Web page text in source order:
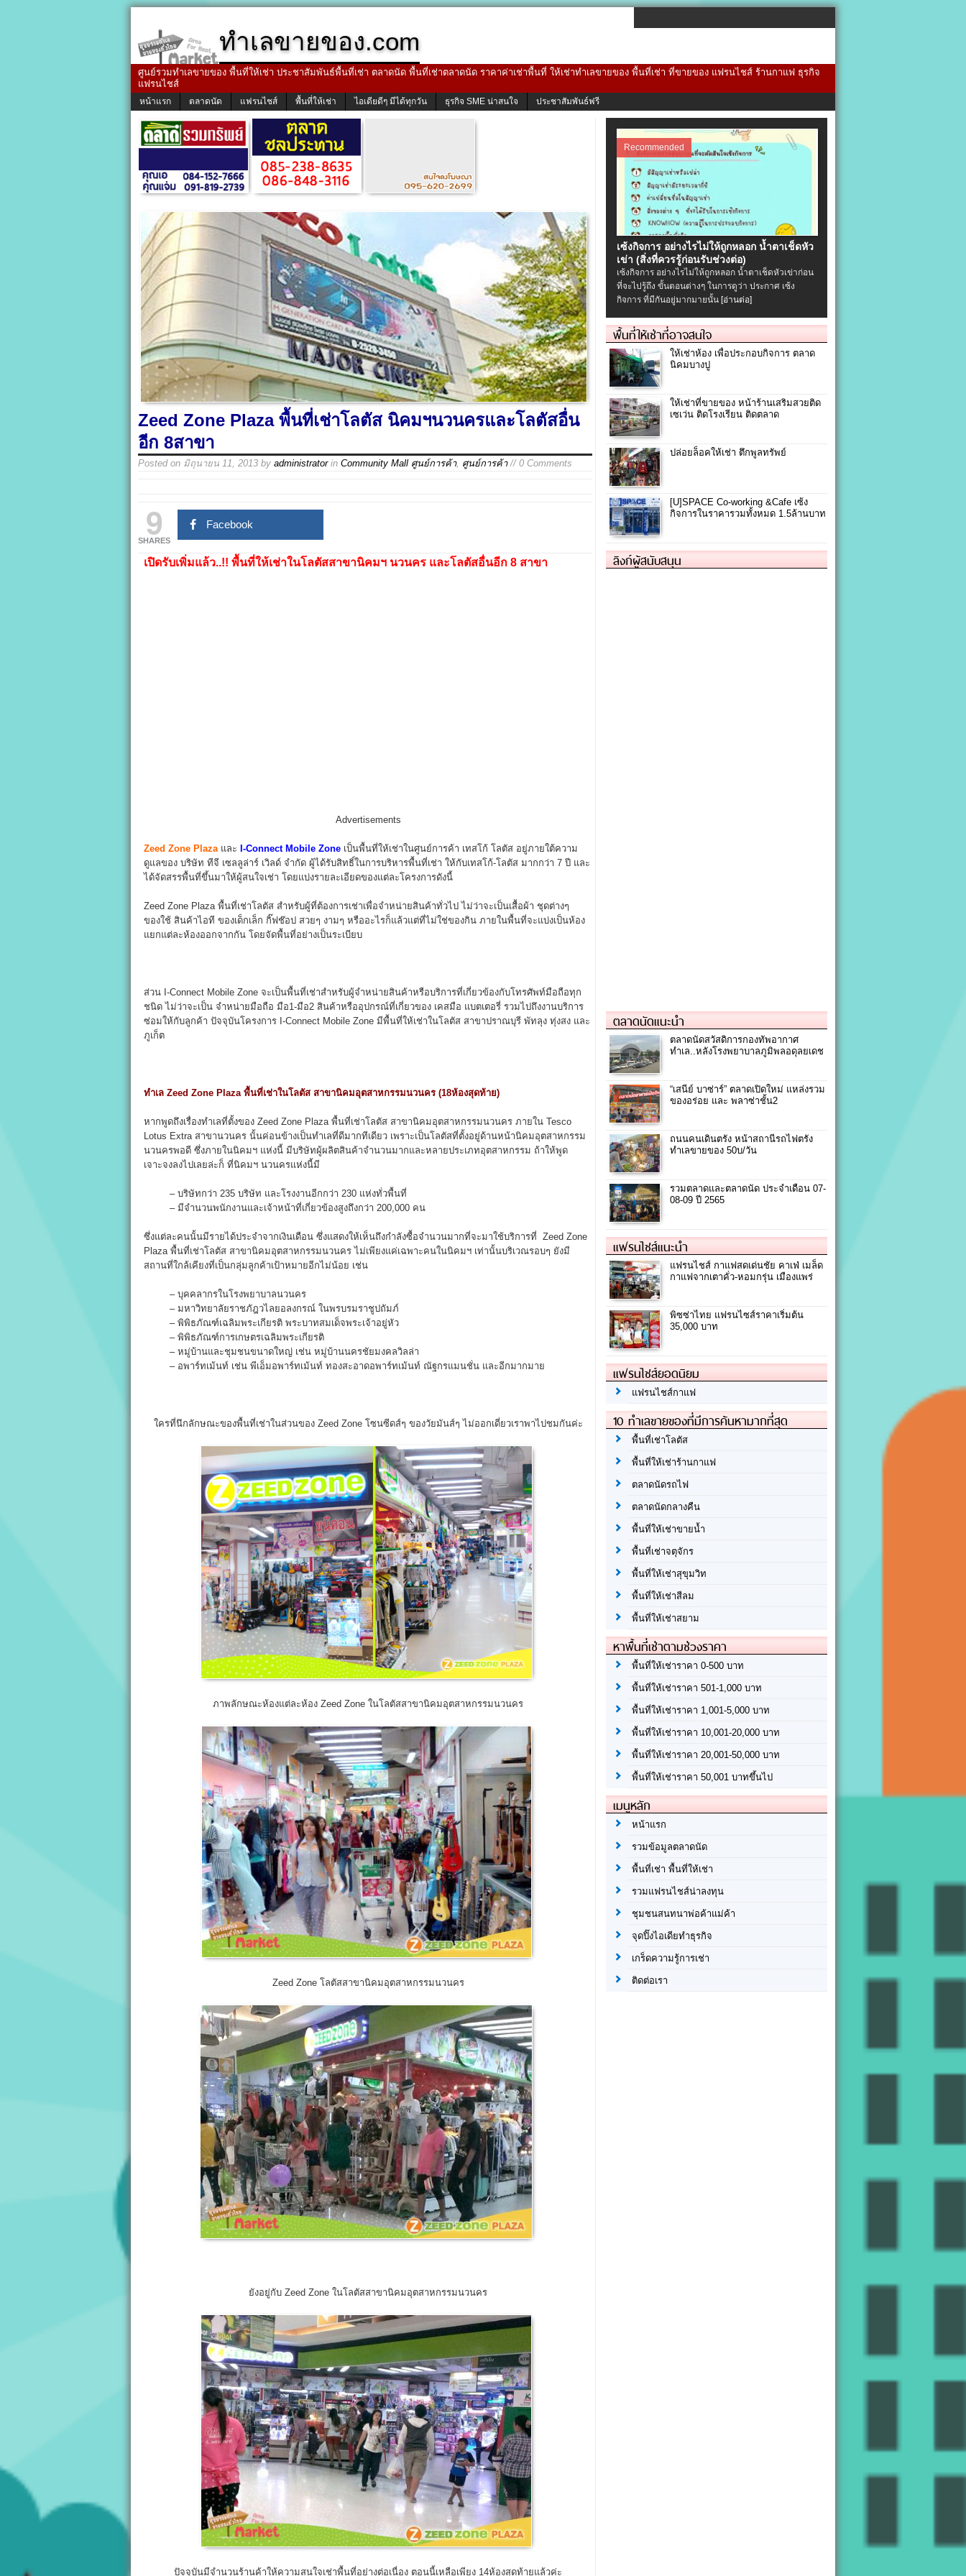
ทำเลขายของ.com
ศูนย์รวมทำเลขายของ พื้นที่ให้เช่า ประชาสัมพันธ์พื้นที่เช่า ตลาดนัด พื้นที่เช่าตลาดนัด ราคาค่าเช่าพื้นที่ ให้เช่าทำเลขายของ พื้นที่เช่า ที่ขายของ แฟรนไชส์ ร้านกาแฟ ธุรกิจ
แฟรนไชส์
หน้าแรก ตลาดนัด แฟรนไชส์ พื้นที่ให้เช่า ไอเดียดีๆ มีได้ทุกวัน ธุรกิจ SME น่าสนใจ ประชาสัมพันธ์ฟรี
Zeed Zone Plaza พื้นที่เช่าโลตัส นิคมฯนวนครและโลตัสอื่น
อีก 8สาขา
Posted on มิถุนายน 11, 2013 by administratorin Community Mall ศูนย์การค้า, ศูนย์การค้า// 0 Comments
9
SHARES
Facebook
เปิดรับเพิ่มแล้ว..!! พื้นที่ให้เช่าในโลตัสสาขานิคมฯ นวนคร และโลตัสอื่นอีก 8 สาขา
Advertisements
Zeed Zone Plaza และ I-Connect Mobile Zone เป็นพื้นที่ให้เช่าในศูนย์การค้า เทสโก้ โลตัส อยู่ภายใต้ความ
ดูแลของ บริษัท ทีจี เซลลูล่าร์ เวิลด์ จำกัด ผู้ได้รับสิทธิ์ในการบริหารพื้นที่เช่า ให้กับเทสโก้-โลตัส มากกว่า 7 ปี และ
ได้จัดสรรพื้นที่ขึ้นมาให้ผู้สนใจเช่า โดยแบ่งรายละเอียดของแต่ละโครงการดังนี้
Zeed Zone Plaza พื้นที่เช่าโลตัส สำหรับผู้ที่ต้องการเช่าเพื่อจำหน่ายสินค้าทั่วไป ไม่ว่าจะเป็นเสื้อผ้า ชุดต่างๆ
ของใช้ สินค้าไอที ของเด็กเล็ก กิ๊ฟช๊อป สวยๆ งามๆ หรืออะไรก็แล้วแต่ที่ไม่ใช่ของกิน ภายในพื้นที่จะแบ่งเป็นห้อง
แยกแต่ละห้องออกจากกัน โดยจัดพื้นที่อย่างเป็นระเบียบ
ส่วน I-Connect Mobile Zone จะเป็นพื้นที่เช่าสำหรับผู้จำหน่ายสินค้าหรือบริการที่เกี่ยวข้องกับโทรศัพท์มือถือทุก
ชนิด ไม่ว่าจะเป็น จำหน่ายมือถือ มือ1-มือ2 สินค้าหรืออุปกรณ์ที่เกี่ยวของ เคสมือ แบตเตอรี่ รวมไปถึงงานบริการ
ซ่อมให้กับลูกค้า ปัจจุบันโครงการ I-Connect Mobile Zone มีพื้นที่ให้เช่าในโลตัส สาขาปราณบุรี พัทลุง ทุ่งสง และ
ภูเก็ต
ทำเล Zeed Zone Plaza พื้นที่เช่าในโลตัส สาขานิคมอุตสาหกรรมนวนคร (18ห้องสุดท้าย)
หากพูดถึงเรื่องทำเลที่ตั้งของ Zeed Zone Plaza พื้นที่เช่าโลตัส สาขานิคมอุตสาหกรรมนวนคร ภายใน Tesco
Lotus Extra สาขานวนคร นั้นค่อนข้างเป็นทำเลที่ดีมากทีเดียว เพราะเป็นโลตัสที่ตั้งอยู่ด้านหน้านิคมอุตสาหกรรม
นวนครพอดี ซึ่งภายในนิคมฯ แห่งนี้ มีบริษัทผู้ผลิตสินค้าจำนวนมากและหลายประเภทอุตสาหกรรม ถ้าให้พูด
เจาะจงลงไปเลยล่ะก็ ที่นิคมฯ นวนครแห่งนี้มี
– บริษัทกว่า 235 บริษัท และโรงงานอีกกว่า 230 แห่งทั่วพื้นที่
– มีจำนวนพนักงานและเจ้าหน้าที่เกี่ยวข้องสูงถึงกว่า 200,000 คน
ซึ่งแต่ละคนนั้นมีรายได้ประจำจากเงินเดือน ซึ่งแสดงให้เห็นถึงกำลังซื้อจำนวนมากที่จะมาใช้บริการที่ Zeed Zone
Plaza พื้นที่เช่าโลตัส สาขานิคมอุตสาหกรรมนวนคร ไม่เพียงแค่เฉพาะคนในนิคมฯ เท่านั้นบริเวณรอบๆ ยังมี
สถานที่ใกล้เคียงที่เป็นกลุ่มลูกค้าเป้าหมายอีกไม่น้อย เช่น
– บุคคลากรในโรงพยาบาลนวนคร
– มหาวิทยาลัยราชภัฎวไลยอลงกรณ์ ในพรบรมราชูปถัมภ์
– พิพิธภัณฑ์เฉลิมพระเกียรติ พระบาทสมเด็จพระเจ้าอยู่หัว
– พิพิธภัณฑ์การเกษตรเฉลิมพระเกียรติ
– หมู่บ้านและชุมชนขนาดใหญ่ เช่น หมู่บ้านนครชัยมงคลวิลล่า
– อพาร์ทเม้นท์ เช่น พีเอ็มอพาร์ทเม้นท์ ทองสะอาดอพาร์ทเม้นท์ ณัฐกรแมนชั่น และอีกมากมาย
ใครที่นึกลักษณะของพื้นที่เช่าในส่วนของ Zeed Zone โซนซีดส์ๆ ของวัยมันส์ๆ ไม่ออกเดี่ยวเราพาไปชมกันค่ะ
ภาพลักษณะห้องแต่ละห้อง Zeed Zone ในโลตัสสาขานิคมอุตสาหกรรมนวนคร
Zeed Zone โลตัสสาขานิคมอุตสาหกรรมนวนคร
ยังอยู่กับ Zeed Zone ในโลตัสสาขานิคมอุตสาหกรรมนวนคร
ปัจจุบันมีจำนวนร้านค้าให้ความสนใจเช่าพื้นที่อย่างต่อเนื่อง ตอนนี้เหลือเพียง 14ห้องสุดท้ายแล้วค่ะ
Recommended
เซ้งกิจการ อย่างไรไม่ให้ถูกหลอก น้ำตาเช็ดหัว
เข่า (สิ่งที่ควรรู้ก่อนรับช่วงต่อ)
เซ้งกิจการ อย่างไรไม่ให้ถูกหลอก น้ำตาเช็ดหัวเข่าก่อน
ที่จะไปรู้ถึง ขั้นตอนต่างๆ ในการดูว่า ประกาศ เซ้ง
กิจการ ที่มีกันอยู่มากมายนั้น [อ่านต่อ]
พื้นที่ให้เช่าที่อาจสนใจ
ให้เช่าห้อง เพื่อประกอบกิจการ ตลาด
นิคมบางปู
ให้เช่าที่ขายของ หน้าร้านเสริมสวยติด
เซเว่น ติดโรงเรียน ติดตลาด
ปล่อยล็อคให้เช่า ตึกพูลทรัพย์
[U]SPACE Co-working &Cafe เซ้ง
กิจการในราคารวมทั้งหมด 1.5ล้านบาท
ลิงก์ผู้สนับสนุน
ตลาดนัดแนะนำ
ตลาดนัดสวัสดิการกองทัพอากาศ
ทำเล..หลังโรงพยาบาลภูมิพลอดุลยเดช
“เสนีย์ บาซ่าร์” ตลาดเปิดใหม่ แหล่งรวม
ของอร่อย และ พลาซ่าชั้น2
ถนนคนเดินตรัง หน้าสถานีรถไฟตรัง
ทำเลขายของ 50บ/วัน
รวมตลาดและตลาดนัด ประจำเดือน 07-
08-09 ปี 2565
แฟรนไชส์แนะนำ
แฟรนไชส์ กาแฟสดเด่นชัย คาเฟ่ เมล็ด
กาแฟจากเตาคั่ว-หอมกรุ่น เมืองแพร่
พิซซ่าไทย แฟรนไซส์ราคาเริ่มต้น
35,000 บาท
แฟรนไชส์ยอดนิยม
แฟรนไชส์กาแฟ
10 ทำเลขายของที่มีการค้นหามากที่สุด
พื้นที่เช่าโลตัส
พื้นที่ให้เช่าร้านกาแฟ
ตลาดนัดรถไฟ
ตลาดนัดกลางคืน
พื้นที่ให้เช่าขายน้ำ
พื้นที่เช่าจตุจักร
พื้นที่ให้เช่าสุขุมวิท
พื้นที่ให้เช่าสีลม
พื้นที่ให้เช่าสยาม
หาพื้นที่เช่าตามช่วงราคา
พื้นที่ให้เช่าราคา 0-500 บาท
พื้นที่ให้เช่าราคา 501-1,000 บาท
พื้นที่ให้เช่าราคา 1,001-5,000 บาท
พื้นที่ให้เช่าราคา 10,001-20,000 บาท
พื้นที่ให้เช่าราคา 20,001-50,000 บาท
พื้นที่ให้เช่าราคา 50,001 บาทขึ้นไป
เมนูหลัก
หน้าแรก
รวมข้อมูลตลาดนัด
พื้นที่เช่า พื้นที่ให้เช่า
รวมแฟรนไชส์น่าลงทุน
ชุมชนสนทนาพ่อค้าแม่ค้า
จุดปิ๊งไอเดียทำธุรกิจ
เกร็ดความรู้การเช่า
ติดต่อเรา